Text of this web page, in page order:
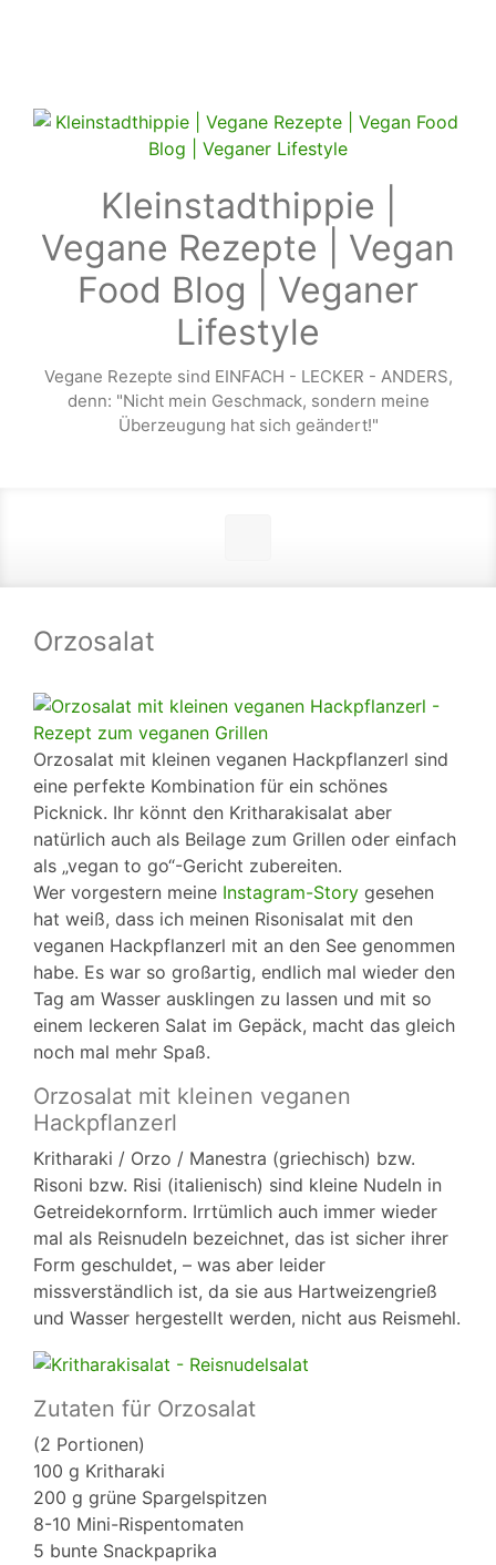
Kleinstadthippie |
Vegane Rezepte | Vegan
Food Blog | Veganer
Lifestyle
Vegane Rezepte sind EINFACH - LECKER - ANDERS,
denn: "Nicht mein Geschmack, sondern meine
Überzeugung hat sich geändert!"
Orzosalat
Orzosalat mit kleinen veganen Hackpflanzerl sind
eine perfekte Kombination für ein schönes
Picknick. Ihr könnt den Kritharakisalat aber
natürlich auch als Beilage zum Grillen oder einfach
als „vegan to go“-Gericht zubereiten.
Wer vorgestern meine Instagram-Story gesehen
hat weiß, dass ich meinen Risonisalat mit den
veganen Hackpflanzerl mit an den See genommen
habe. Es war so großartig, endlich mal wieder den
Tag am Wasser ausklingen zu lassen und mit so
einem leckeren Salat im Gepäck, macht das gleich
noch mal mehr Spaß.
Orzosalat mit kleinen veganen
Hackpflanzerl
Kritharaki / Orzo / Manestra (griechisch) bzw.
Risoni bzw. Risi (italienisch) sind kleine Nudeln in
Getreidekornform. Irrtümlich auch immer wieder
mal als Reisnudeln bezeichnet, das ist sicher ihrer
Form geschuldet, – was aber leider
missverständlich ist, da sie aus Hartweizengrieß
und Wasser hergestellt werden, nicht aus Reismehl.
Zutaten für Orzosalat
(2 Portionen)
100 g Kritharaki
200 g grüne Spargelspitzen
8-10 Mini-Rispentomaten
5 bunte Snackpaprika